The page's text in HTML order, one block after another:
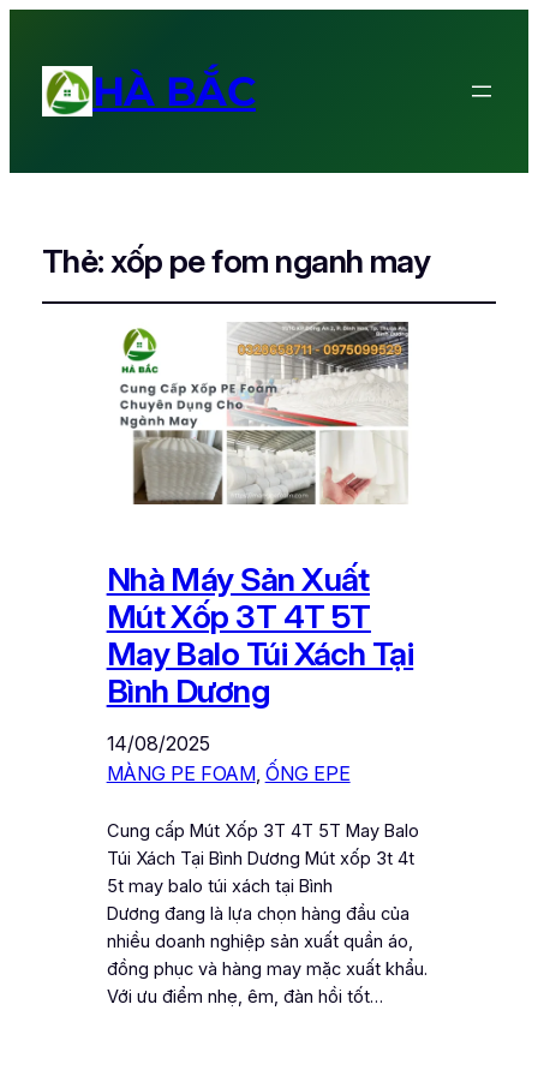
HÀ BẮC
Thẻ:xốp pe fom nganh may
Nhà Máy Sản Xuất
Mút Xốp 3T 4T 5T
May Balo Túi Xách Tại
Bình Dương
14/08/2025
MÀNG PE FOAM, ỐNG EPE
Cung cấp Mút Xốp 3T 4T 5T May Balo
Túi Xách Tại Bình Dương Mút xốp 3t 4t
5t may balo túi xách tại Bình
Dương đang là lựa chọn hàng đầu của
nhiều doanh nghiệp sản xuất quần áo,
đồng phục và hàng may mặc xuất khẩu.
Với ưu điểm nhẹ, êm, đàn hồi tốt…